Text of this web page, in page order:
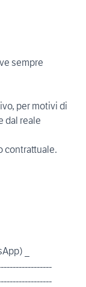
sempre
per motivi di
dal reale
contrattuale.
_